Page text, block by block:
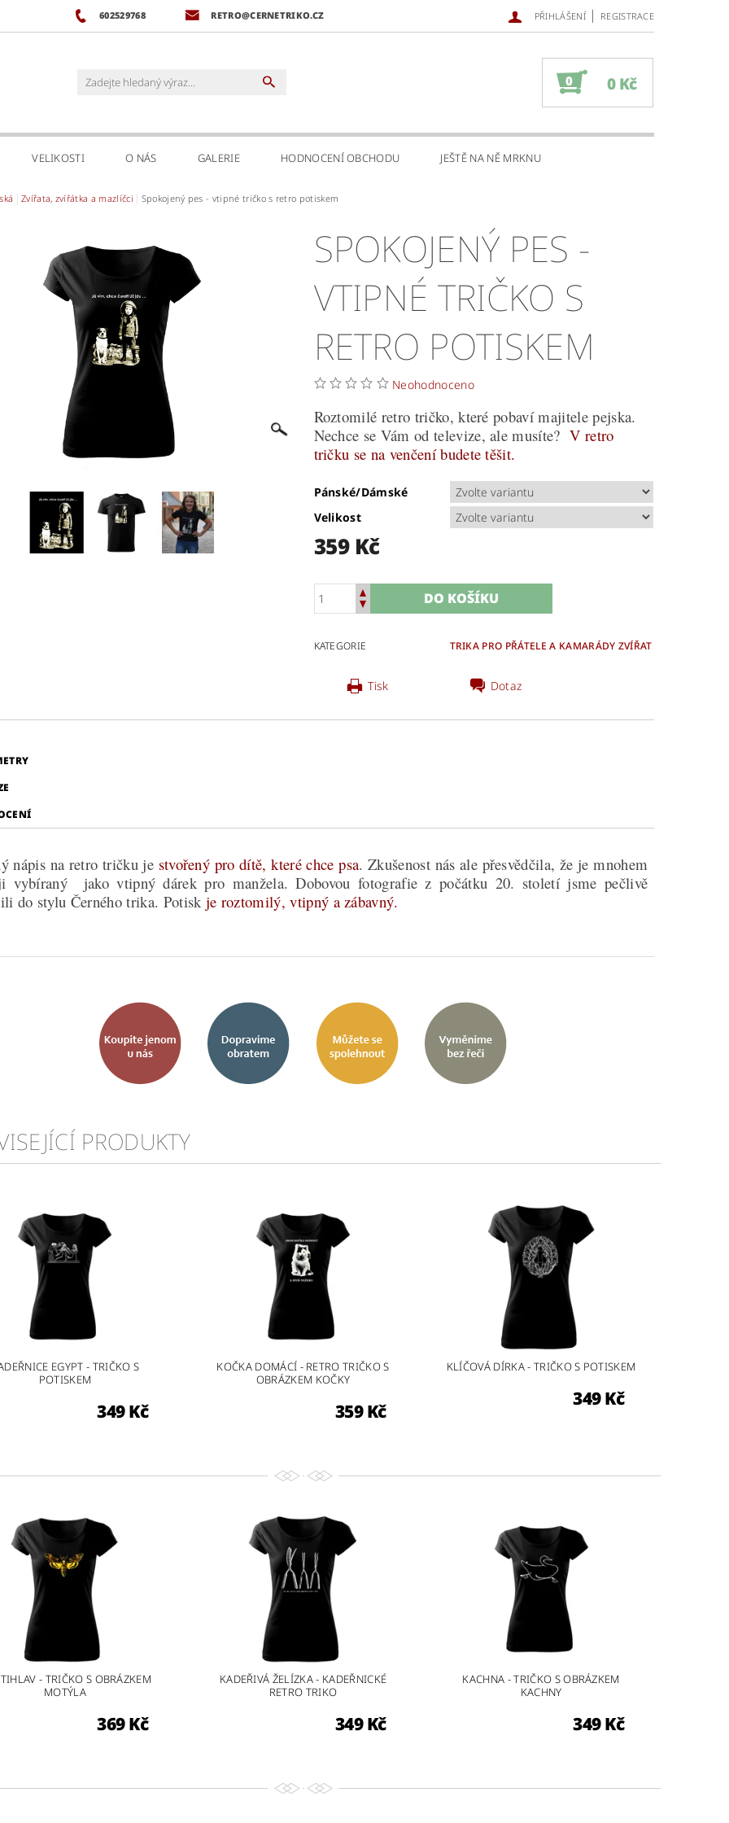
602529768 RETRO@CERNETRIKO.CZ PŘIHLÁŠENÍ | REGISTRACE
0 0 Kč
VELIKOSTI O NÁS GALERIE HODNOCENÍ OBCHODU JEŠTĚ NA NĚ MRKNU
Zvířata, zvířátka a mazlíčci Spokojený pes - vtipné tričko s retro potiskem
SPOKOJENÝ PES -
VTIPNÉ TRIČKO S
RETRO POTISKEM
Neohodnoceno
Roztomilé retro tričko, které pobaví majitele pejska.
Nechce se Vám od televize, ale musíte? V retro
tričku se na venčení budete těšit.
Pánské/Dámské
Velikost
359 Kč
KATEGORIE TRIKA PRO PŘÁTELE A KAMARÁDY ZVÍŘAT
Tisk Dotaz
nápis na retro tričku je stvořený pro dítě, které chce psa. Zkušenost nás ale přesvědčila, že je mnohem
vybíraný jako vtipný dárek pro manžela. Dobovou fotografie z počátku 20. století jsme pečlivě
do stylu Černého trika. Potisk je roztomilý, vtipný a zábavný.
PRODUKTY
EGYPT - TRIČKO S
POTISKEM
349 Kč
KOČKA DOMÁCÍ - RETRO TRIČKO S
OBRÁZKEM KOČKY
359 Kč
KLÍČOVÁ DÍRKA - TRIČKO S POTISKEM
349 Kč
- TRIČKO S OBRÁZKEM
MOTÝLA
369 Kč
KADEŘIVÁ ŽELÍZKA - KADEŘNICKÉ
RETRO TRIKO
349 Kč
KACHNA - TRIČKO S OBRÁZKEM
KACHNY
349 Kč